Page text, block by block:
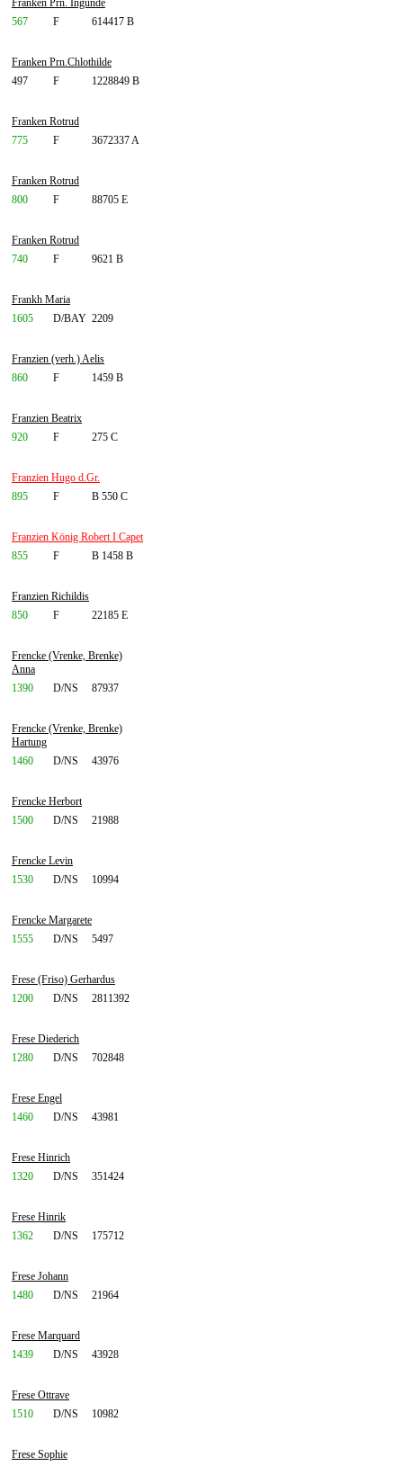
Franken Prn. Ingunde
567
F 614417 B
Franken Prn.Chlothilde
497
F 1228849 B
Franken Rotrud
775
F 3672337 A
Franken Rotrud
800
F 88705 E
Franken Rotrud
740
F 9621 B
Frankh Maria
1605
D/BAY 2209
Franzien (verh.) Aelis
860
F 1459 B
Franzien Beatrix
920
F 275 C
Franzien Hugo d.Gr.
895
F B 550 C
Franzien König Robert I Capet
855
F B 1458 B
Franzien Richildis
850
F 22185 E
Frencke (Vrenke, Brenke)
Anna
1390
D/NS 87937
Frencke (Vrenke, Brenke)
Hartung
1460
D/NS 43976
Frencke Herbort
1500
D/NS 21988
Frencke Levin
1530
D/NS 10994
Frencke Margarete
1555
D/NS 5497
Frese (Friso) Gerhardus
1200
D/NS 2811392
Frese Diederich
1280
D/NS 702848
Frese Engel
1460
D/NS 43981
Frese Hinrich
1320
D/NS 351424
Frese Hinrik
1362
D/NS 175712
Frese Johann
1480
D/NS 21964
Frese Marquard
1439
D/NS 43928
Frese Ottrave
1510
D/NS 10982
Frese Sophie